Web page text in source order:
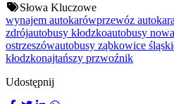
Słowa Kluczowe
wynajem autokarówprzewóz
zdrójautobusy kłodzkoautobusy
ostrzeszówautobusy ząbkowice
kłodzkonajtańszy przwoźnik
Udostępnij